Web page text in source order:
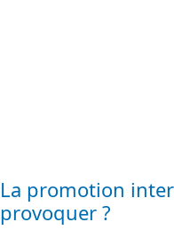
La promotion
provoquer ?